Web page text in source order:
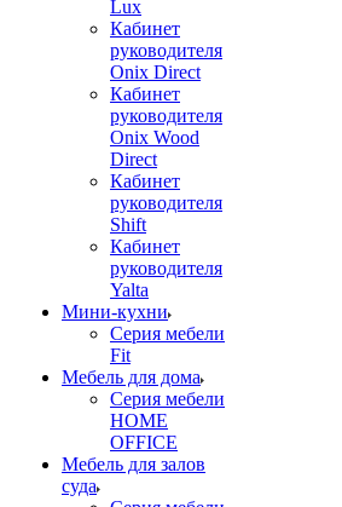
Lux
Кабинет
руководителя
Onix Direct
Кабинет
руководителя
Onix Wood
Direct
Кабинет
руководителя
Shift
Кабинет
руководителя
Yalta
Мини-кухни
Серия мебели
Fit
Мебель для дома
Серия мебели
HOME
OFFICE
Мебель для залов
суда